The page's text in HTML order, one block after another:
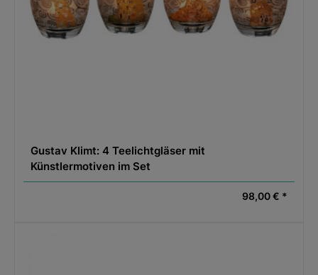
Gustav Klimt: 4 Teelichtgläser mit
Künstlermotiven im Set
98,00 € *